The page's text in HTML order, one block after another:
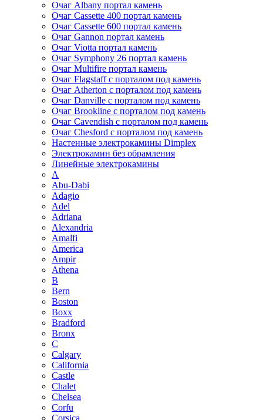
Очаг Albany портал камень
Очаг Cassette 400 портал камень
Очаг Cassette 600 портал камень
Очаг Gannon портал камень
Очаг Viotta портал камень
Очаг Symphony 26 портал камень
Очаг Multifire портал камень
Очаг Flagstaff с порталом под камень
Очаг Atherton с порталом под камень
Очаг Danville с порталом под камень
Очаг Brookline с порталом под камень
Очаг Cavendish с порталом под камень
Очаг Chesford с порталом под камень
Настенные электрокамины Dimplex
Электрокамин без обрамления
Линейные электрокамины
A
Abu-Dabi
Adagio
Adel
Adriana
Alexandria
Amalfi
America
Ampir
Athena
B
Bern
Boston
Boxx
Bradford
Bronx
C
Calgary
California
Castle
Chalet
Chelsea
Corfu